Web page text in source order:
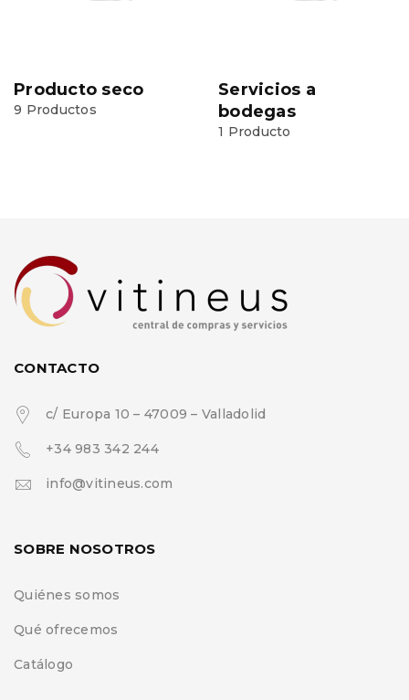
Producto seco
9 Productos
Servicios a
bodegas
1 Producto
CONTACTO
c/ Europa 10 – 47009 – Valladolid
+34 983 342 244
info@vitineus.com
SOBRE NOSOTROS
Quiénes somos
Qué ofrecemos
Catálogo